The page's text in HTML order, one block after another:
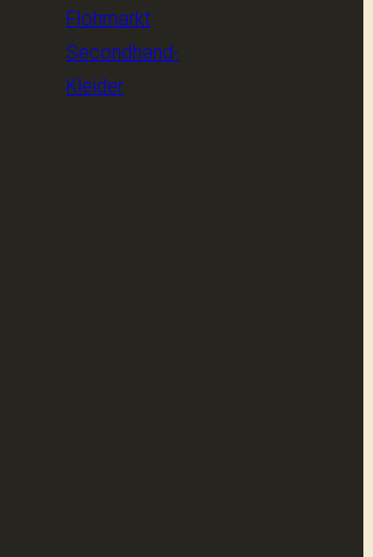
Flohmarkt
Secondhand-
Kleider